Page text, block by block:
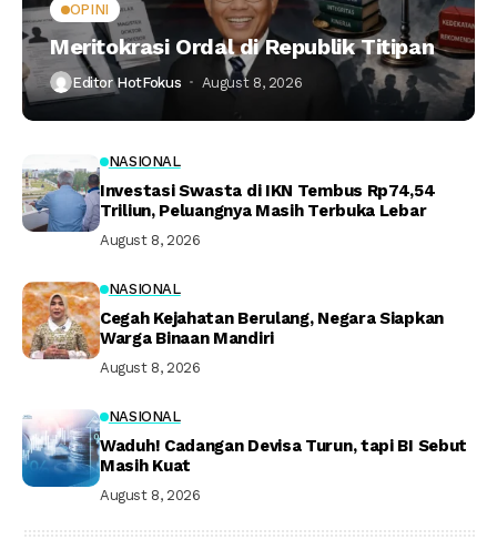
OPINI
Meritokrasi Ordal di Republik Titipan
Editor HotFokus August 8, 2026
NASIONAL
Investasi Swasta di IKN Tembus Rp74,54
Triliun, Peluangnya Masih Terbuka Lebar
August 8, 2026
NASIONAL
Cegah Kejahatan Berulang, Negara Siapkan
Warga Binaan Mandiri
August 8, 2026
NASIONAL
Waduh! Cadangan Devisa Turun, tapi BI Sebut
Masih Kuat
August 8, 2026